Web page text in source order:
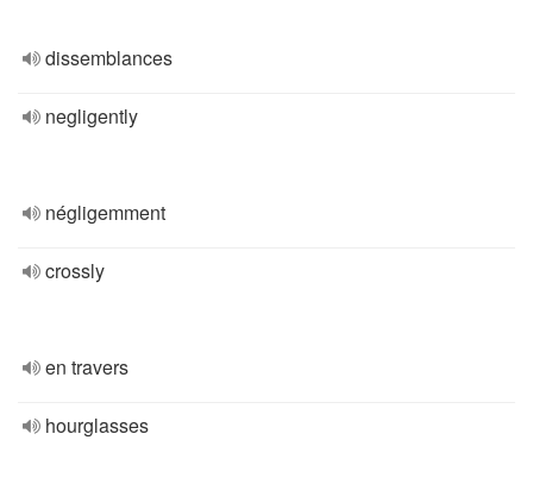
dissemblances
negligently
négligemment
crossly
en travers
hourglasses